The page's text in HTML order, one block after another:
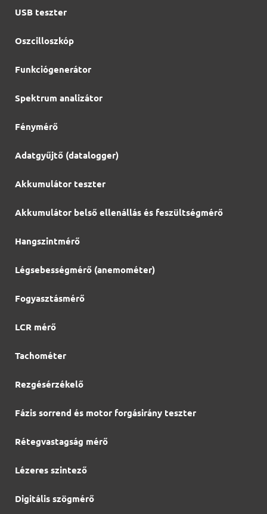
USB teszter
Oszcilloszkóp
Funkciógenerátor
Spektrum analizátor
Fénymérő
Adatgyűjtő (datalogger)
Akkumulátor teszter
Akkumulátor belső ellenállás és feszültségmérő
Hangszintmérő
Légsebességmérő (anemométer)
Fogyasztásmérő
LCR mérő
Tachométer
Rezgésérzékelő
Fázis sorrend és motor forgásirány teszter
Rétegvastagság mérő
Lézeres szintező
Digitális szögmérő